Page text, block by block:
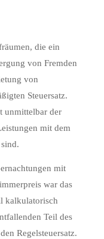
die ein
von Fremden
von
Steuersatz.
unmittelbar der
mit dem
mit
war das
kalkulatorisch
Teil des
Regelsteuersatz.